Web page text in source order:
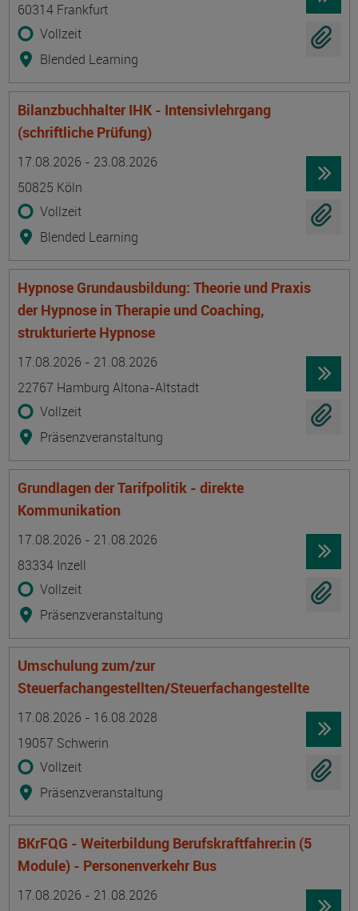
60314 Frankfurt
Vollzeit
Blended Learning
Bilanzbuchhalter IHK - Intensivlehrgang
(schriftliche Prüfung)
17.08.2026 - 23.08.2026
50825 Köln
Vollzeit
Blended Learning
Hypnose Grundausbildung: Theorie und Praxis
der Hypnose in Therapie und Coaching,
strukturierte Hypnose
17.08.2026 - 21.08.2026
22767 Hamburg Altona-Altstadt
Vollzeit
Präsenzveranstaltung
Grundlagen der Tarifpolitik - direkte
Kommunikation
17.08.2026 - 21.08.2026
83334 Inzell
Vollzeit
Präsenzveranstaltung
Umschulung zum/zur
Steuerfachangestellten/Steuerfachangestellte
17.08.2026 - 16.08.2028
19057 Schwerin
Vollzeit
Präsenzveranstaltung
BKrFQG - Weiterbildung Berufskraftfahrer:in (5
Module) - Personenverkehr Bus
17.08.2026 - 21.08.2026